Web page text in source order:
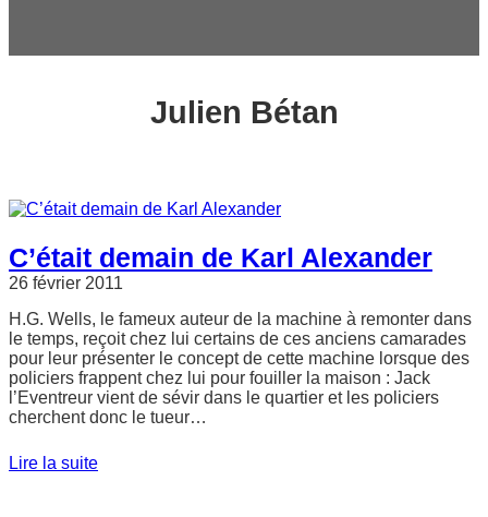
Julien Bétan
C’était demain de Karl Alexander
26 février 2011
H.G. Wells, le fameux auteur de la machine à remonter dans
le temps, reçoit chez lui certains de ces anciens camarades
pour leur présenter le concept de cette machine lorsque des
policiers frappent chez lui pour fouiller la maison : Jack
l’Eventreur vient de sévir dans le quartier et les policiers
cherchent donc le tueur…
Lire la suite